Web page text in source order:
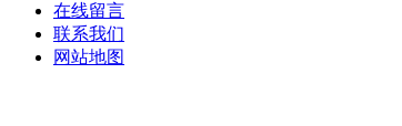
在线留言
联系我们
网站地图